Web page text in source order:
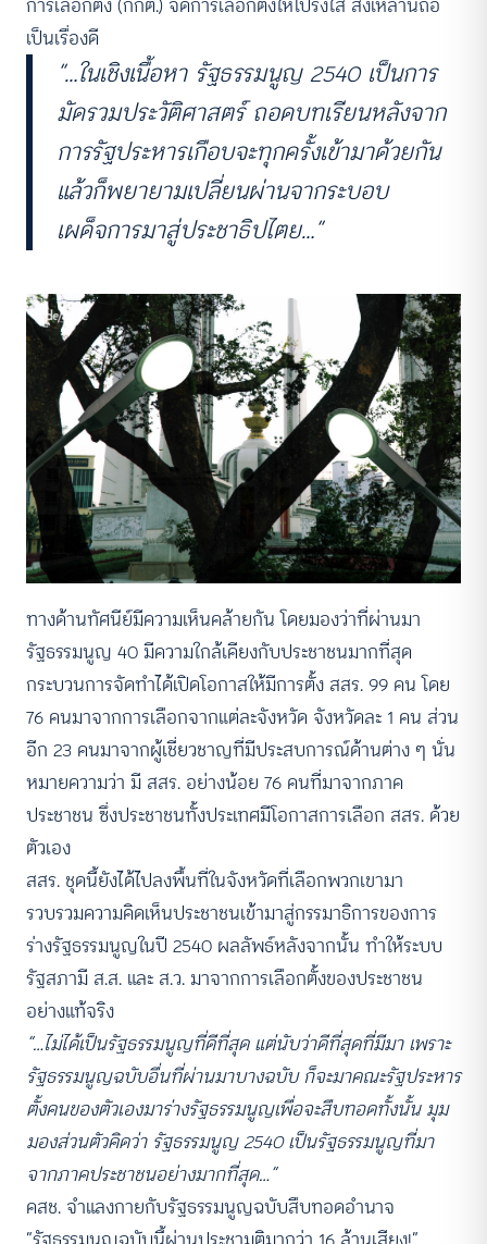
เป็นเรื่องดี
“…ในเชิงเนื้อหา รัฐธรรมนูญ 2540 เป็นการ
มัดรวมประวัติศาสตร์ ถอดบทเรียนหลังจาก
การรัฐประหารเกือบจะทุกครั้งเข้ามาด้วยกัน
แล้วก็พยายามเปลี่ยนผ่านจากระบอบ
เผด็จการมาสู่ประชาธิปไตย…”
ทางด้านทัศนีย์มีความเห็นคล้ายกัน โดยมองว่าที่ผ่านมา
รัฐธรรมนูญ 40 มีความใกล้เคียงกับประชาชนมากที่สุด
กระบวนการจัดทำได้เปิดโอกาสให้มีการตั้ง สสร. 99 คน โดย
76 คนมาจากการเลือกจากแต่ละจังหวัด จังหวัดละ 1 คน ส่วน
อีก 23 คนมาจากผู้เชี่ยวชาญที่มีประสบการณ์ด้านต่าง ๆ นั่น
หมายความว่า มี สสร. อย่างน้อย 76 คนที่มาจากภาค
ประชาชน ซึ่งประชาชนทั้งประเทศมีโอกาสการเลือก สสร. ด้วย
ตัวเอง
สสร. ชุดนี้ยังได้ไปลงพื้นที่ในจังหวัดที่เลือกพวกเขามา
รวบรวมความคิดเห็นประชาชนเข้ามาสู่กรรมาธิการของการ
ร่างรัฐธรรมนูญในปี 2540 ผลลัพธ์หลังจากนั้น ทำให้ระบบ
รัฐสภามี ส.ส. และ ส.ว. มาจากการเลือกตั้งของประชาชน
อย่างแท้จริง
“…ไม่ได้เป็นรัฐธรรมนูญที่ดีที่สุด แต่นับว่าดีที่สุดที่มีมา เพราะ
รัฐธรรมนูญฉบับอื่นที่ผ่านมาบางฉบับ ก็จะมาคณะรัฐประหาร
ตั้งคนของตัวเองมาร่างรัฐธรรมนูญเพื่อจะสืบทอดทั้งนั้น มุม
มองส่วนตัวคิดว่า รัฐธรรมนูญ 2540 เป็นรัฐธรรมนูญที่มา
จากภาคประชาชนอย่างมากที่สุด…”
คสช. จำแลงกายกับรัฐธรรมนูญฉบับสืบทอดอำนาจ